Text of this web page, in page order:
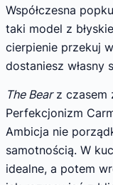
Współczesna
taki model z
cierpienie przekuj
dostaniesz własny
The Bearz czasem
Perfekcjonizm
Ambicja nie
samotnością. W
idealne, a potem